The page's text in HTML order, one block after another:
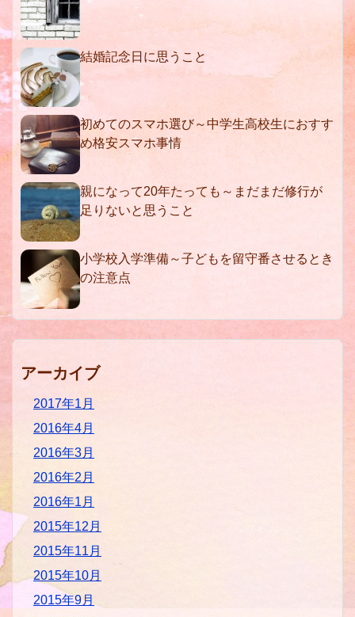
結婚記念日に思うこと
初めてのスマホ選び～中学生高校生におすす
め格安スマホ事情
親になって20年たっても～まだまだ修行が
足りないと思うこと
小学校入学準備～子どもを留守番させるとき
の注意点
アーカイブ
2017年1月
2016年4月
2016年3月
2016年2月
2016年1月
2015年12月
2015年11月
2015年10月
2015年9月